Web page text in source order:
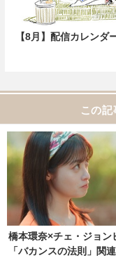
【8月】配信カレンダ
この
橋本環奈×チェ・ジョン
「バカンスの法則」関